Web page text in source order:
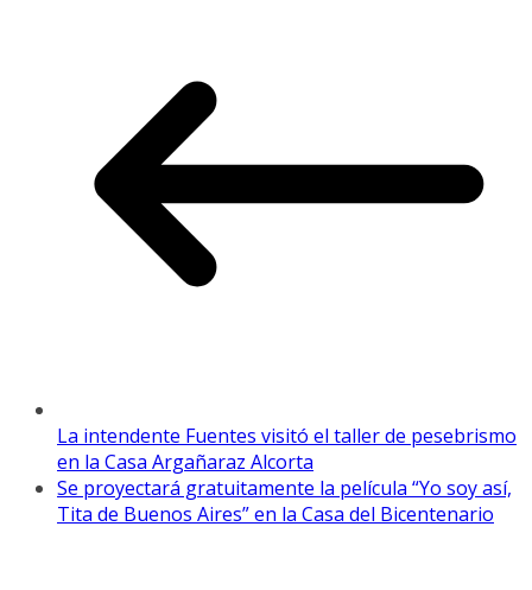
La intendente Fuentes visitó el taller de pesebrismo
en la Casa Argañaraz Alcorta
Se proyectará gratuitamente la película “Yo soy así,
Tita de Buenos Aires” en la Casa del Bicentenario